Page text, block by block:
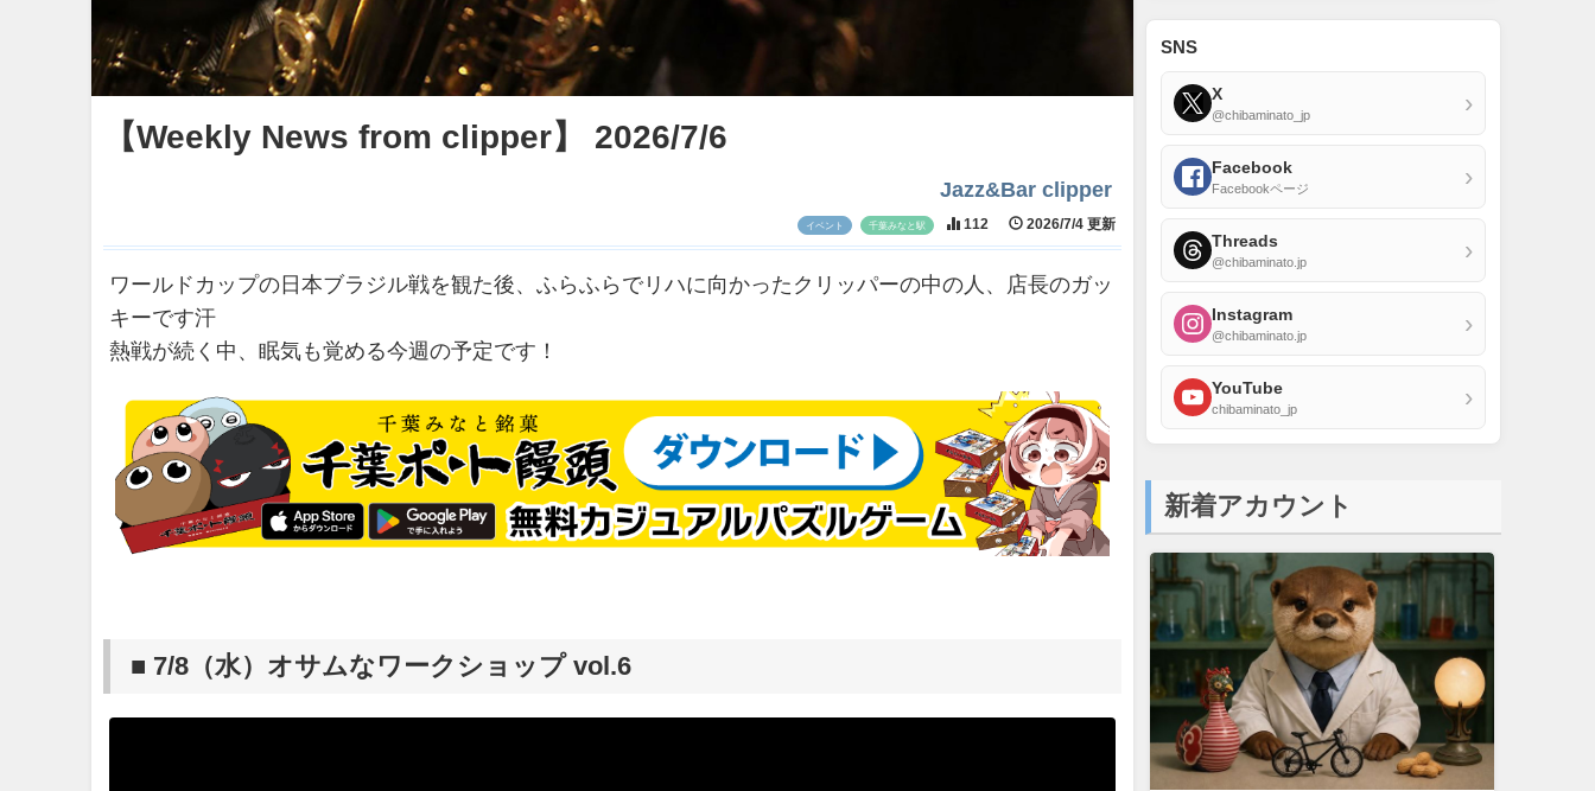
【Weekly News from clipper】 2026/7/6
Jazz&Bar clipper
イベント 千葉みなと駅 112 2026/7/4 更新
ワールドカップの日本ブラジル戦を観た後、ふらふらでリハに向かったクリッパーの中の人、店長のガッ
キーです汗
熱戦が続く中、眠気も覚める今週の予定です！
■ 7/8（水）オサムなワークショップ vol.6
SNS
X
@chibaminato_jp ›
Facebook
Facebookページ ›
Threads
@chibaminato.jp ›
Instagram
@chibaminato.jp ›
YouTube
chibaminato_jp ›
新着アカウント